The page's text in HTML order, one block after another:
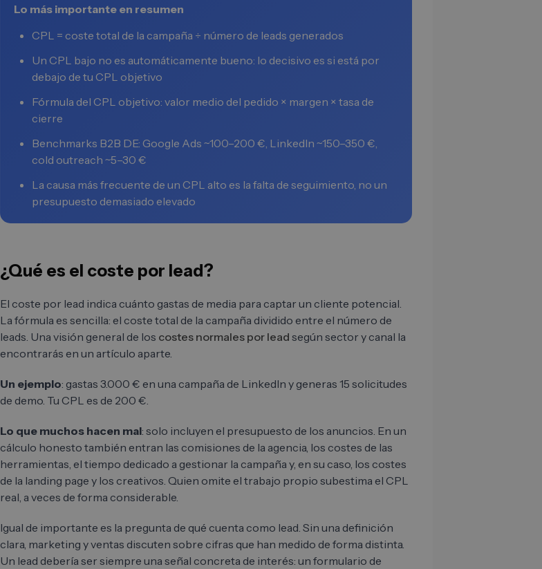
Lo más importante en resumen
CPL = coste total de la campaña ÷ número de leads generados
Un CPL bajo no es automáticamente bueno: lo decisivo es si está por
debajo de tu CPL objetivo
Fórmula del CPL objetivo: valor medio del pedido × margen × tasa de
cierre
Benchmarks B2B DE: Google Ads ~100–200 €, LinkedIn ~150–350 €,
cold outreach ~5–30 €
La causa más frecuente de un CPL alto es la falta de seguimiento, no un
presupuesto demasiado elevado
¿Qué es el coste por lead?
El coste por lead indica cuánto gastas de media para captar un cliente potencial.
La fórmula es sencilla: el coste total de la campaña dividido entre el número de
leads. Una visión general de los costes normales por lead según sector y canal la
encontrarás en un artículo aparte.
Un ejemplo: gastas 3.000 € en una campaña de LinkedIn y generas 15 solicitudes
de demo. Tu CPL es de 200 €.
Lo que muchos hacen mal: solo incluyen el presupuesto de los anuncios. En un
cálculo honesto también entran las comisiones de la agencia, los costes de las
herramientas, el tiempo dedicado a gestionar la campaña y, en su caso, los costes
de la landing page y los creativos. Quien omite el trabajo propio subestima el CPL
real, a veces de forma considerable.
Igual de importante es la pregunta de qué cuenta como lead. Sin una definición
clara, marketing y ventas discuten sobre cifras que han medido de forma distinta.
Un lead debería ser siempre una señal concreta de interés: un formulario de